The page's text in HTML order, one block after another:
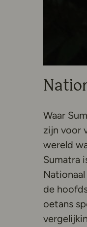
Waar
zijn voor
wereld
Sumatra
de
oetans